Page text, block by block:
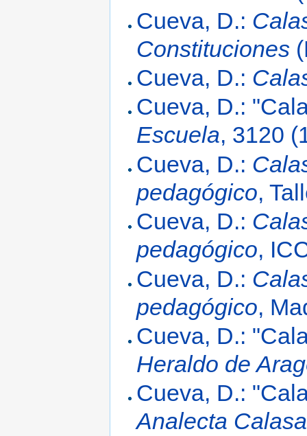
Cueva, D.:
Constituciones
Cueva, D.:
Cueva, D.:
Escuela, 3120
Cueva, D.:
pedagógico,
Cueva, D.:
pedagógico,
Cueva, D.:
pedagógico,
Cueva, D.:
Heraldo de
Cueva, D.:
Analecta